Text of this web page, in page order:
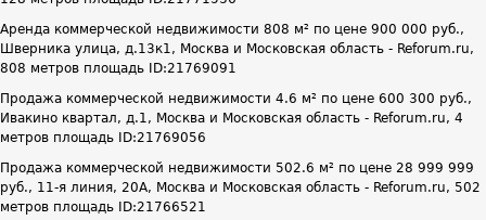
Аренда коммерческой недвижимости 808 м² по цене 900 000 руб.,
Шверника улица, д.13к1, Москва и Московская область - Reforum.ru,
808 метров площадь ID:21769091
Продажа коммерческой недвижимости 4.6 м² по цене 600 300 руб.,
Ивакино квартал, д.1, Москва и Московская область - Reforum.ru, 4
метров площадь ID:21769056
Продажа коммерческой недвижимости 502.6 м² по цене 28 999 999
руб., 11-я линия, 20А, Москва и Московская область - Reforum.ru, 502
метров площадь ID:21766521